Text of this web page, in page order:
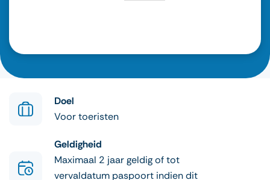
Doel
Voor toeristen
Geldigheid
Maximaal 2 jaar geldig of tot
vervaldatum paspoort indien dit